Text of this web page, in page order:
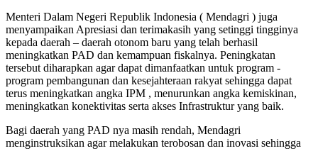
Menteri Dalam Negeri Republik Indonesia ( Mendagri ) juga
menyampaikan Apresiasi dan terimakasih yang setinggi tingginya
kepada daerah – daerah otonom baru yang telah berhasil
meningkatkan PAD dan kemampuan fiskalnya. Peningkatan
tersebut diharapkan agar dapat dimanfaatkan untuk program -
program pembangunan dan kesejahteraan rakyat sehingga dapat
terus meningkatkan angka IPM , menurunkan angka kemiskinan,
meningkatkan konektivitas serta akses Infrastruktur yang baik.
Bagi daerah yang PAD nya masih rendah, Mendagri
menginstruksikan agar melakukan terobosan dan inovasi sehingga